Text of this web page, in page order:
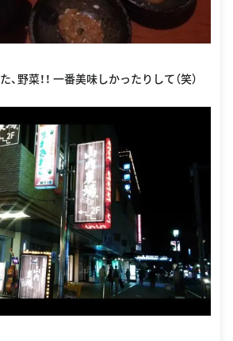
野菜！！ 一番美味しかったりして（笑）